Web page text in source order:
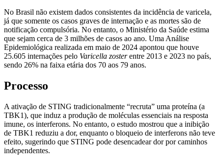
No Brasil não existem dados consistentes da incidência de varicela,
já que somente os casos graves de internação e as mortes são de
notificação compulsória. No entanto, o Ministério da Saúde estima
que sejam cerca de 3 milhões de casos ao ano. Uma Análise
Epidemiológica realizada em maio de 2024 apontou que houve
25.605 internações pelo Varicella zosterentre 2013 e 2023 no país,
sendo 26% na faixa etária dos 70 aos 79 anos.
Processo
A ativação de STING tradicionalmente “recruta” uma proteína (a
TBK1), que induz a produção de moléculas essenciais na resposta
imune, os interferons. No entanto, o estudo mostrou que a inibição
de TBK1 reduziu a dor, enquanto o bloqueio de interferons não teve
efeito, sugerindo que STING pode desencadear dor por caminhos
independentes.